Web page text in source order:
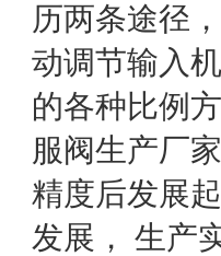
历两条途径
动调节输入
的各种比例
服阀生产厂
精度后发展
发展， 生产